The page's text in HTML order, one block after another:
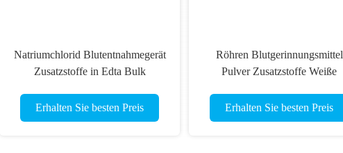
Natriumchlorid Blutentnahmegerät
Zusatzstoffe in Edta Bulk
Erhalten Sie besten Preis
Röhren Blutgerinnungsmittel
Pulver Zusatzstoffe Weiße
Erhalten Sie besten Preis